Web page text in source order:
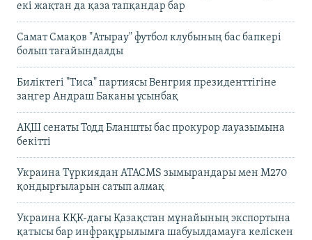
екі жақтан да қаза тапқандар бар
Самат Смақов "Атырау" футбол клубының бас бапкері
болып тағайындалды
Биліктегі "Тиса" партиясы Венгрия президенттігіне
заңгер Андраш Баканы ұсынбақ
АҚШ сенаты Тодд Бланшты бас прокурор лауазымына
бекітті
Украина Түркиядан ATACMS зымырандары мен M270
қондырғыларын сатып алмақ
Украина КҚК-дағы Қазақстан мұнайының экспортына
қатысы бар инфрақұрылымға шабуылдамауға келіскен